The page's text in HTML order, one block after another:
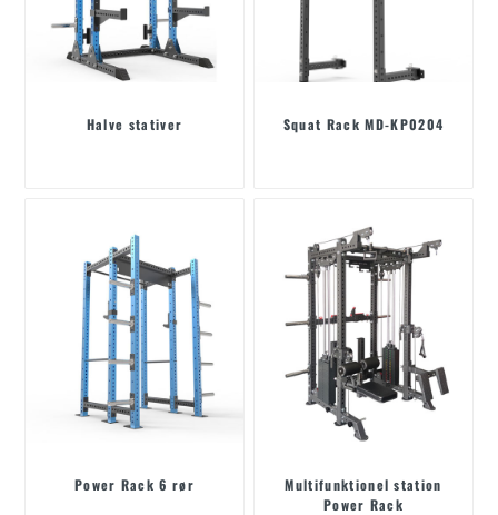
Halve stativer Squat Rack MD-KP0204
Power Rack 6 rør
Multifunktionel station
Power Rack